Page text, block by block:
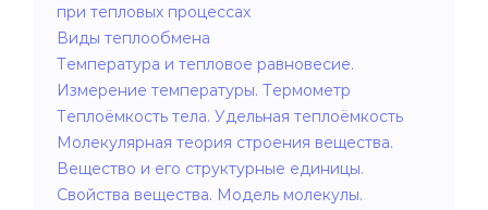
при тепловых процессах
Виды теплообмена
Температура и тепловое равновесие.
Измерение температуры. Термометр
Теплоёмкость тела. Удельная теплоёмкость
Молекулярная теория строения вещества.
Вещество и его структурные единицы.
Свойства вещества. Модель молекулы.